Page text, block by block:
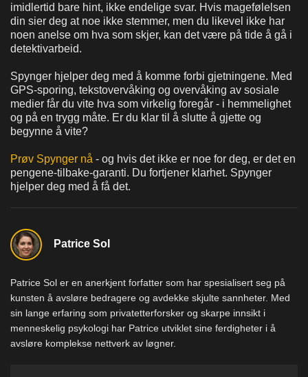
imidlertid bare hint, ikke endelige svar. Hvis magefølelsen
din sier deg at noe ikke stemmer, men du likevel ikke har
noen anelse om hva som skjer, kan det være på tide å gå i
detektivarbeid.
Spynger hjelper deg med å komme forbi gjetningene. Med
GPS-sporing, tekstovervåking og overvåking av sosiale
medier får du vite hva som virkelig foregår - i hemmelighet
og på en trygg måte. Er du klar til å slutte å gjette og
begynne å vite?
Prøv Spynger nå - og hvis det ikke er noe for deg, er det en
pengene-tilbake-garanti. Du fortjener klarhet. Spynger
hjelper deg med å få det.
Patrice Sol
Patrice Sol er en anerkjent forfatter som har spesialisert seg på
kunsten å avsløre bedragere og avdekke skjulte sannheter. Med
sin lange erfaring som privatetterforsker og skarpe innsikt i
menneskelig psykologi har Patrice utviklet sine ferdigheter i å
avsløre komplekse nettverk av løgner.